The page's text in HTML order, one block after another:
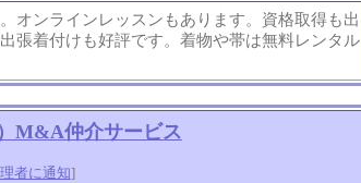
オンラインレッスンもあります。資格取得も出
張着付けも好評です。着物や帯は無料レンタル
M&A仲介サービス
者に通知]